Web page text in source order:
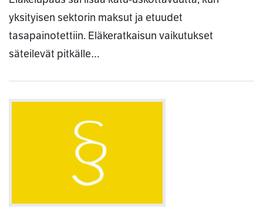
yksityisen sektorin maksut ja etuudet
tasapainotettiin. Eläkeratkaisun vaikutukset
säteilevät pitkälle…